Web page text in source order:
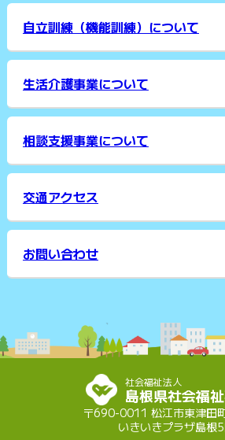
自立訓練（機能訓練）について
生活介護事業について
相談支援事業について
交通アクセス
お問い合わせ
社会福祉法人
島根県社会福
〒690-0011 松江市東津田
いきいきプラザ島根